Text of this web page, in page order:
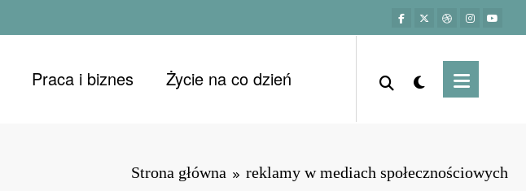
Praca i biznes Życie na co dzień
Strona główna reklamy w mediach społecznościowych